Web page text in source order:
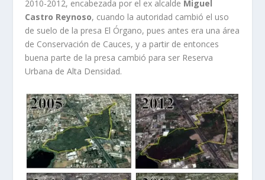
2010-2012, encabezada por el ex alcalde Miguel
Castro Reynoso, cuando la autoridad cambió el uso
de suelo de la presa El Órgano, pues antes era una área
de Conservación de Cauces, y a partir de entonces
buena parte de la presa cambió para ser Reserva
Urbana de Alta Densidad.